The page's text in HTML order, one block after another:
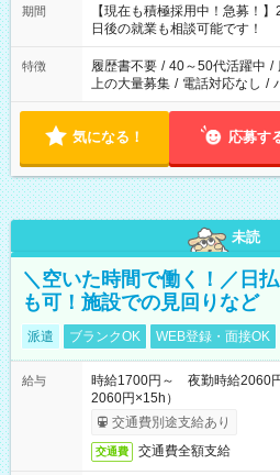
たくない」 など、ご希望を教えてくだ
の方へ 今ご覧のお仕事で希望
の勤務時間。 合計で週40時間
期間
【現在も積極採用中！急募！
日後の就業も相談可能です！
特徴 履歴書不要 / 40～50代活躍中 /
上の大量募集 / 電話対応なし /
気になる！ 応募す
未読
＼空いた時間で働く！／日
も可！施設での見回りなど
派遣 ブランクOK WEB登録・面接OK
給与
時給1700円～ 夜勤時給2060
2060円×15h）
交通費別途支給あり
交通費 交通費全額支給